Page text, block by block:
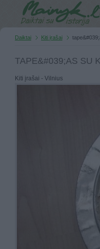
Daiktai Kiti įrašai
TAPE&#039;AS SU
Kiti įrašai - Vilnius